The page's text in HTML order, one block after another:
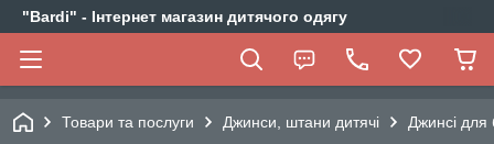
"Bardi" - Інтернет магазин дитячого одягу
Товари та послуги Джинси, штани дитячі Джинсі для